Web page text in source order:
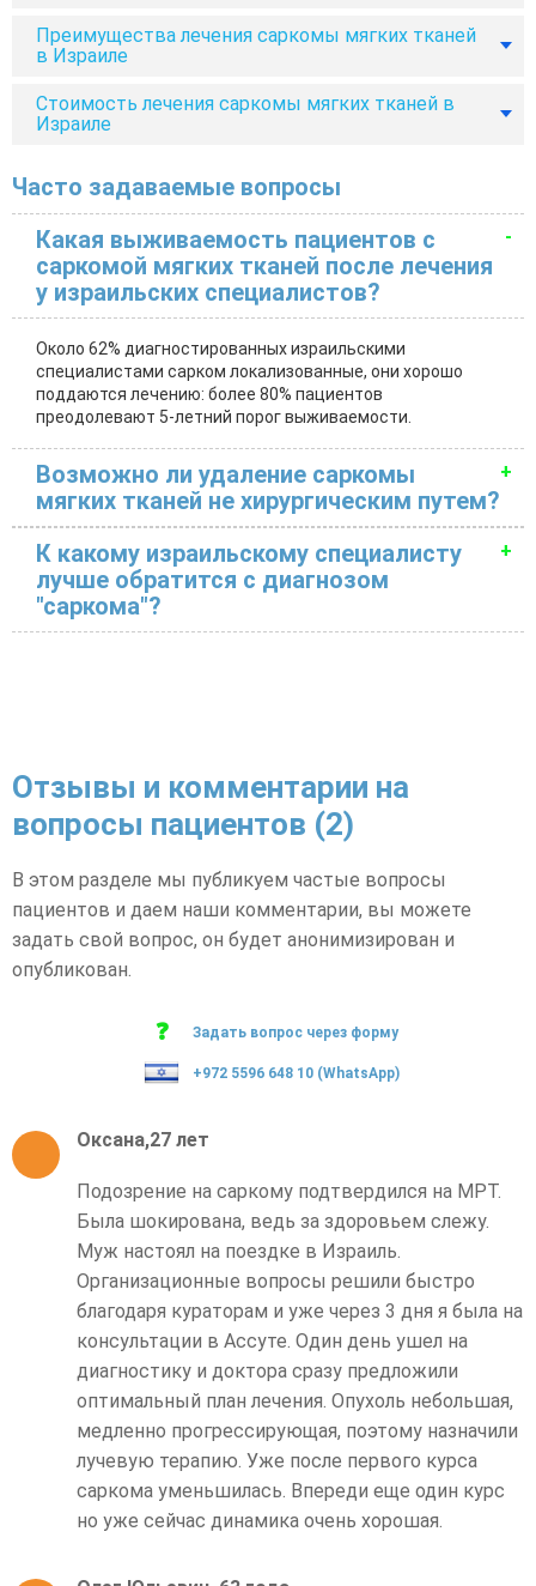
Преимущества лечения саркомы мягких тканей
в Израиле
Стоимость лечения саркомы мягких тканей в
Израиле
Часто задаваемые вопросы
Какая выживаемость пациентов с
саркомой мягких тканей после лечения
у израильских специалистов?
Около 62% диагностированных израильскими
специалистами сарком локализованные, они хорошо
поддаются лечению: более 80% пациентов
преодолевают 5-летний порог выживаемости.
Возможно ли удаление саркомы
мягких тканей не хирургическим путем?
К какому израильскому специалисту
лучше обратится с диагнозом
"саркома"?
Отзывы и комментарии на
вопросы пациентов (2)
В этом разделе мы публикуем частые вопросы
пациентов и даем наши комментарии, вы можете
задать свой вопрос, он будет анонимизирован и
опубликован.
Задать вопрос через форму
+972 5596 648 10 (WhatsApp)
Оксана,27 лет
Подозрение на саркому подтвердился на МРТ.
Была шокирована, ведь за здоровьем слежу.
Муж настоял на поездке в Израиль.
Организационные вопросы решили быстро
благодаря кураторам и уже через 3 дня я была на
консультации в Ассуте. Один день ушел на
диагностику и доктора сразу предложили
оптимальный план лечения. Опухоль небольшая,
медленно прогрессирующая, поэтому назначили
лучевую терапию. Уже после первого курса
саркома уменьшилась. Впереди еще один курс
но уже сейчас динамика очень хорошая.